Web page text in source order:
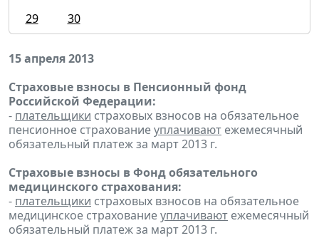
29
30
15 апреля 2013
Страховые взносы в Пенсионный фонд
Российской Федерации:
- плательщики страховых взносов на обязательное
пенсионное страхованиеуплачивают ежемесячный
обязательный платеж за март 2013 г.
Страховые взносы в Фонд обязательного
медицинского страхования:
- плательщики страховых взносов на обязательное
медицинское страхованиеуплачивают ежемесячный
обязательный платеж за март 2013 г.